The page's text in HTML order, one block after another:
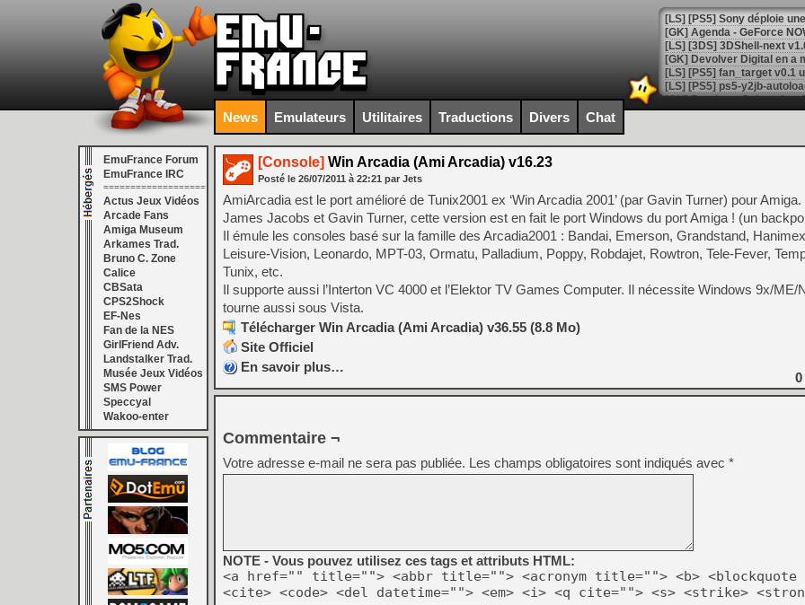
[GK] Agenda - GeForce
[GK] Devolver Digital en a
[LS] [PS5] ps5-y2jb-
[GK] Pourquoi Marvel
[GK] Test : Restory : Chill
[GK] GTA 6 : Rockstar
[GK] Hot Wheels Infinite
[GK] Mémoire cash -
[GK] Résultats Nintendo :
[GK] Déjà des
[Mo5] Brickboy cherche à
[GK] Minecraft et ses «
[GK] Beast of
[GK] Ubisoft : fin de partie
[GK] Mémoire cash -
[GK] Dan Houser (GTA)
[GK] Comment EA Sports
[GK] Crimson Moon : un
[GK] Isle of Reveries : le
[GK] Moonlighter 2 : The
[GK] Capcom relance
[Mo5] Deux inédits du
[GK] Le beat'em up The
[GK] Endless Legend 2 :
[LS] [PS5] Le WebKit
[GK] Oubliez Crazy Taxi,
News Emulateurs Utilitaires Traductions Divers Chat
EmuFrance Forum
EmuFrance IRC
===================
Actus Jeux Vidéos
Arcade Fans
Amiga Museum
Arkames Trad.
Bruno C. Zone
Calice
CBSata
CPS2Shock
EF-Nes
Fan de la NES
GirlFriend Adv.
Landstalker Trad.
Musée Jeux Vidéos
SMS Power
Speccyal
Wakoo-enter
[Console] Win Arcadia (Ami Arcadia) v16.23
Posté le 26/07/2011 à 22:21 par Jets
AmiArcadia est le port amélioré de Tunix2001 ex ‘Win Arcadia 2001’ (par Gavin Turner) pour
James Jacobs et Gavin Turner, cette version est en fait le port Windows du port Amiga ! (un
Il émule les consoles basé sur la famille des Arcadia2001 : Bandai, Emerson, Grandstand,
Leisure-Vision, Leonardo, MPT-03, Ormatu, Palladium, Poppy, Robdajet, Rowtron, Tele-Fever,
Tunix, etc.
Il supporte aussi l’Interton VC 4000 et l’Elektor TV Games Computer. Il nécessite Windows 9x/ME/
tourne aussi sous Vista.
Télécharger Win Arcadia (Ami Arcadia) v36.55 (8.8 Mo)
Site Officiel
En savoir plus…
0
Commentaire ¬
Votre adresse e-mail ne sera pas publiée. Les champs obligatoires sont indiqués avec *
NOTE - Vous pouvez utilisez ces tags et attributs HTML:
<a href="" title=""> <abbr title=""> <acronym title=""> <b> <blockquote
<cite> <code> <del datetime=""> <em> <i> <q cite=""> <s> <strike>